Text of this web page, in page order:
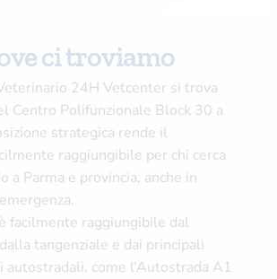
ci troviamo
24H Vetcenter si trova
Centro Polifunzionale Block 30 a
strategica rende il
raggiungibile per chi cerca
a Parma e provincia, anche in
facilmente raggiungibile dal
tangenziale e dai principali
autostradali, come l’Autostrada A1